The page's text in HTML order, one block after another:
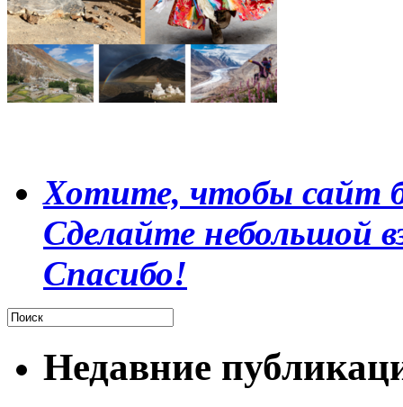
Хотите, чтобы сайт
Сделайте небольшой
Спасибо!
Недавние